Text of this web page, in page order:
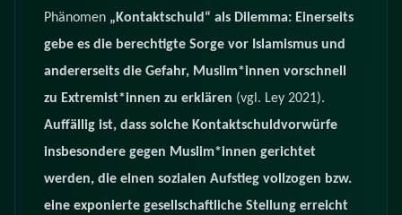
Phänomen „Kontaktschuld“ als Dilemma: Einerseits
gebe es die berechtigte Sorge vor Islamismus und
andererseits die Gefahr, Muslim*innen vorschnell
zu Extremist*innen zu erklären (vgl. Ley 2021).
Auffällig ist, dass solche Kontaktschuldvorwürfe
insbesondere gegen Muslim*innen gerichtet
werden, die einen sozialen Aufstieg vollzogen bzw.
eine exponierte gesellschaftliche Stellung erreicht